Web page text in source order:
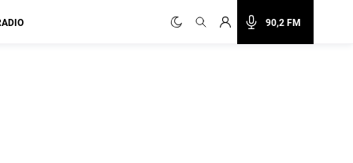
90,2 FM